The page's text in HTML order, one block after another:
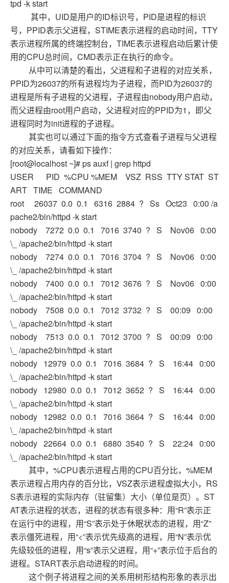
tpd -k start
其中，UID是用户的ID标识号，PID是进程的标识
号，PPID表示父进程，STIME表示进程的启动时间，TTY
表示进程所属的终端控制台，TIME表示进程启动后累计使
用的CPU总时间，CMD表示正在执行的命令。
从中可以清楚的看出，父进程和子进程的对应关系，
PPID为26037的所有进程均为子进程，而PID为26037的
进程是所有子进程的父进程，子进程由nobody用户启动，
而父进程由root用户启动，父进程对应的PPID为1，即父
进程同时为init进程的子进程。
其实也可以通过下面的指令方式查看子进程与父进程
的对应关系，请看如下操作：
[root@localhost ~]# ps auxf | grep httpd
USER PID %CPU %MEM VSZ RSS TTY STAT ST
ART TIME COMMAND
root 26037 0.0 0.1 6316 2884 ? Ss Oct23 0:00 /a
pache2/bin/httpd -k start
nobody 7272 0.0 0.1 7016 3740 ? S Nov06 0:00
\_ /apache2/bin/httpd -k start
nobody 7274 0.0 0.1 7016 3704 ? S Nov06 0:00
\_ /apache2/bin/httpd -k start
nobody 7400 0.0 0.1 7012 3676 ? S Nov06 0:00
\_ /apache2/bin/httpd -k start
nobody 7508 0.0 0.1 7012 3732 ? S 00:09 0:00
\_ /apache2/bin/httpd -k start
nobody 7513 0.0 0.1 7012 3700 ? S 00:09 0:00
\_ /apache2/bin/httpd -k start
nobody 12979 0.0 0.1 7016 3684 ? S 16:44 0:00
\_ /apache2/bin/httpd -k start
nobody 12980 0.0 0.1 7012 3652 ? S 16:44 0:00
\_ /apache2/bin/httpd -k start
nobody 12982 0.0 0.1 7016 3664 ? S 16:44 0:00
\_ /apache2/bin/httpd -k start
nobody 22664 0.0 0.1 6880 3540 ? S 22:24 0:00
\_ /apache2/bin/httpd -k start
其中，%CPU表示进程占用的CPU百分比，%MEM
表示进程占用内存的百分比，VSZ表示进程虚拟大小，RS
S表示进程的实际内存（驻留集）大小（单位是页）。ST
AT表示进程的状态，进程的状态有很多种：用“R”表示正
在运行中的进程，用“S”表示处于休眠状态的进程，用“Z”
表示僵死进程，用“<”表示优先级高的进程，用“N”表示优
先级较低的进程，用“s”表示父进程，用“+”表示位于后台的
进程。START表示启动进程的时间。
这个例子将进程之间的关系用树形结构形象的表示出